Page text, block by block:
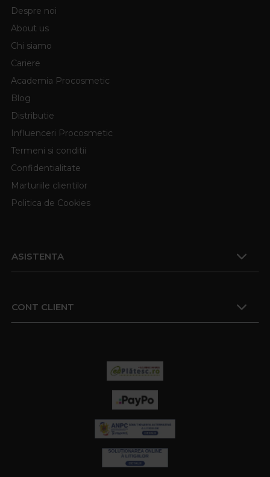
Despre noi
About us
Chi siamo
Cariere
Academia Procosmetic
Blog
Distributie
Influenceri Procosmetic
Termeni si conditii
Confidentialitate
Marturiile clientilor
Politica de Cookies
ASISTENTA
CONT CLIENT